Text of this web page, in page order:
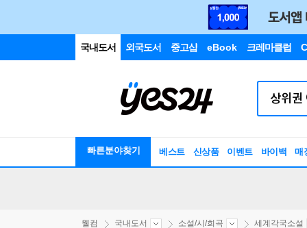
국내도서 외국도서 중고샵 eBook 크레마클럽
빠른분야찾기 베스트 신상품 이벤트 바이백 매
웰컴 국내도서 소설/시/희곡 세계각국소설